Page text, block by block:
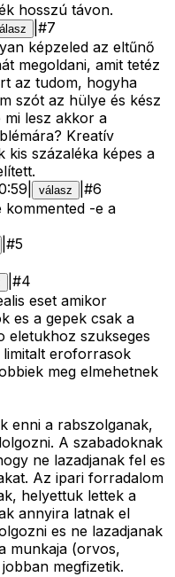
hosszú távon.
#7
képzeled az eltűnő
megoldani, amit tetéz
az tudom, hogyha
szót az hülye és kész
mi lesz akkor a
Kreatív
kis százaléka képes a
válasz #6
kommented -e a
#5
#4
eset amikor
es a gepek csak a
eletukhoz szukseges
limitalt eroforrasok
meg elmehetnek
enni a rabszolganak,
A szabadoknak
ne lazadjanak fel es
Az ipari forradalom
helyettuk lettek a
annyira latnak el
es ne lazadjanak
munkaja (orvos,
megfizetik.